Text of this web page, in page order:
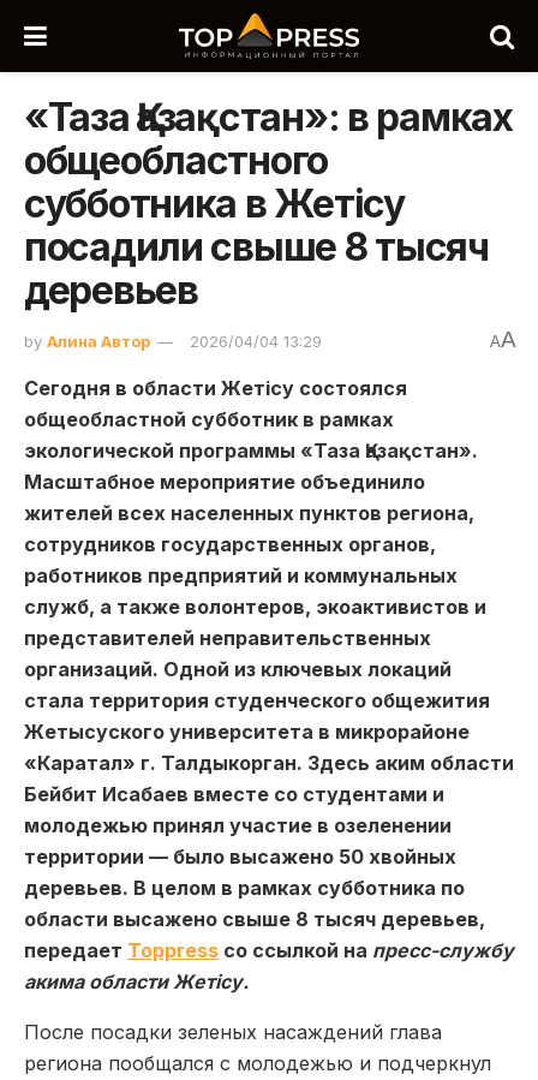
«Таза Қазақстан»: в рамках
общеобластного
субботника в Жетісу
посадили свыше 8 тысяч
деревьев
by Алина Автор 2026/04/04 13:29 AA
Сегодня в области Жетісу состоялся
общеобластной субботник в рамках
экологической программы «Таза Қазақстан».
Масштабное мероприятие объединило
жителей всех населенных пунктов региона,
сотрудников государственных органов,
работников предприятий и коммунальных
служб, а также волонтеров, экоактивистов и
представителей неправительственных
организаций. Одной из ключевых локаций
стала территория студенческого общежития
Жетысуского университета в микрорайоне
«Каратал» г. Талдыкорган. Здесь аким области
Бейбит Исабаев вместе со студентами и
молодежью принял участие в озеленении
территории — было высажено 50 хвойных
деревьев. В целом в рамках субботника по
области высажено свыше 8 тысяч деревьев,
передает Toppress со ссылкой на пресс-службу
акима области Жетісу.
После посадки зеленых насаждений глава
региона пообщался с молодежью и подчеркнул